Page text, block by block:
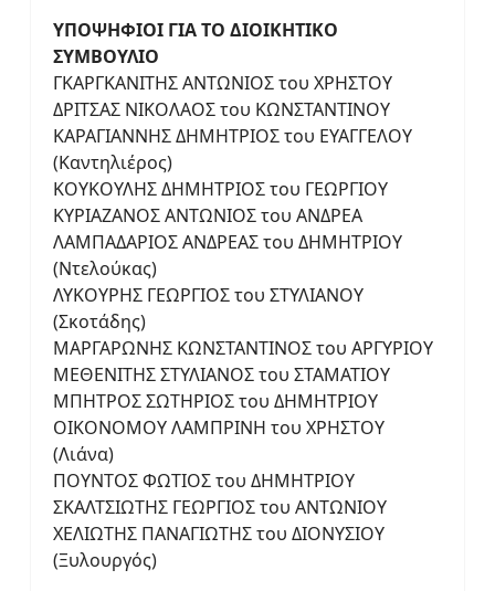
ΥΠΟΨΗΦΙΟΙ ΓΙΑ ΤΟ ΔΙΟΙΚΗΤΙΚΟ
ΣΥΜΒΟΥΛΙΟ
ΓΚΑΡΓΚΑΝΙΤΗΣ ΑΝΤΩΝΙΟΣ του ΧΡΗΣΤΟΥ
ΔΡΙΤΣΑΣ ΝΙΚΟΛΑΟΣ του ΚΩΝΣΤΑΝΤΙΝΟΥ
ΚΑΡΑΓΙΑΝΝΗΣ ΔΗΜΗΤΡΙΟΣ του ΕΥΑΓΓΕΛΟΥ
(Καντηλιέρος)
ΚΟΥΚΟΥΛΗΣ ΔΗΜΗΤΡΙΟΣ του ΓΕΩΡΓΙΟΥ
ΚΥΡΙΑΖΑΝΟΣ ΑΝΤΩΝΙΟΣ του ΑΝΔΡΕΑ
ΛΑΜΠΑΔΑΡΙΟΣ ΑΝΔΡΕΑΣ του ΔΗΜΗΤΡΙΟΥ
(Ντελούκας)
ΛΥΚΟΥΡΗΣ ΓΕΩΡΓΙΟΣ του ΣΤΥΛΙΑΝΟΥ
(Σκοτάδης)
ΜΑΡΓΑΡΩΝΗΣ ΚΩΝΣΤΑΝΤΙΝΟΣ του ΑΡΓΥΡΙΟΥ
ΜΕΘΕΝΙΤΗΣ ΣΤΥΛΙΑΝΟΣ του ΣΤΑΜΑΤΙΟΥ
ΜΠΗΤΡΟΣ ΣΩΤΗΡΙΟΣ του ΔΗΜΗΤΡΙΟΥ
ΟΙΚΟΝΟΜΟΥ ΛΑΜΠΡΙΝΗ του ΧΡΗΣΤΟΥ
(Λιάνα)
ΠΟΥΝΤΟΣ ΦΩΤΙΟΣ του ΔΗΜΗΤΡΙΟΥ
ΣΚΑΛΤΣΙΩΤΗΣ ΓΕΩΡΓΙΟΣ του ΑΝΤΩΝΙΟΥ
ΧΕΛΙΩΤΗΣ ΠΑΝΑΓΙΩΤΗΣ του ΔΙΟΝΥΣΙΟΥ
(Ξυλουργός)